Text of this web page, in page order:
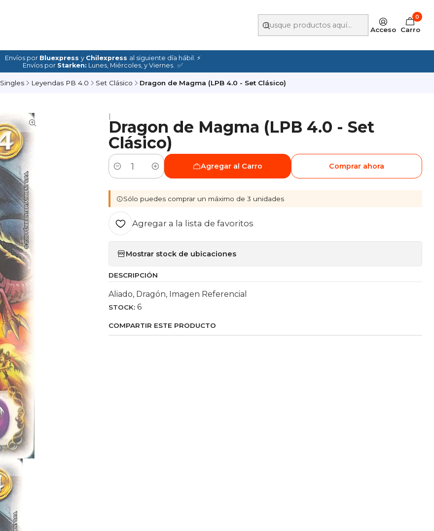
Acceso
0
Carro
Envíos por Bluexpress y Chilexpress al siguiente día hábil. ⚡
Envíos por Starken: Lunes, Miércoles, y Viernes. ✅
Singles Leyendas PB 4.0 Set Clásico Dragon de Magma (LPB 4.0 - Set Clásico)
|
Dragon de Magma (LPB 4.0 - Set
Clásico)
Cantidad
Agregar al Carro Comprar ahora
Sólo puedes comprar un máximo de 3 unidades
Agregar a la lista de favoritos
Mostrar stock de ubicaciones
DESCRIPCIÓN
Aliado, Dragón, Imagen Referencial
STOCK: 6
COMPARTIR ESTE PRODUCTO